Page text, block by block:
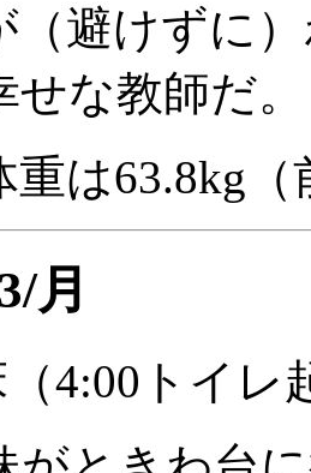
（避けずに
な教師だ。
重は63.8kg（
月
（4:00トイ